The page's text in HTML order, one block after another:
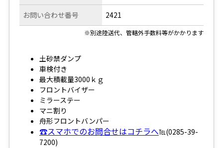
お問い合わせ番号 2421
※別途陸送代、管轄外手数料等がかかります
土砂禁ダンプ
車検付き
最大積載量3000ｋｇ
フロントバイザー
ミラーステー
マニ割り
舟形フロントバンパー
☎スマホでのお問合せはコチラへ℡(0285-39-
7200)